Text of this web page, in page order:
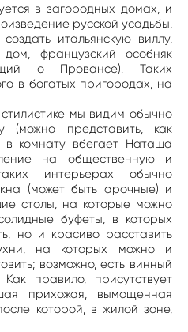
в загородных домах, и
русской усадьбы,
итальянскую виллу,
французский особняк
о Провансе). Таких
в богатых пригородах, на
мы видим обычно
(можно представить, как
комнату вбегает Наташа
на общественную и
интерьерах обычно
(может быть арочные) и
столы, на которые можно
буфеты, в которых
но и красиво расставить
на которых можно и
возможно, есть винный
правило, присутствует
прихожая, вымощенная
которой, в жилой зоне,